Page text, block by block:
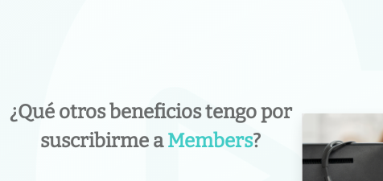
¿Qué otros beneficios tengo por
suscribirme aMembers?